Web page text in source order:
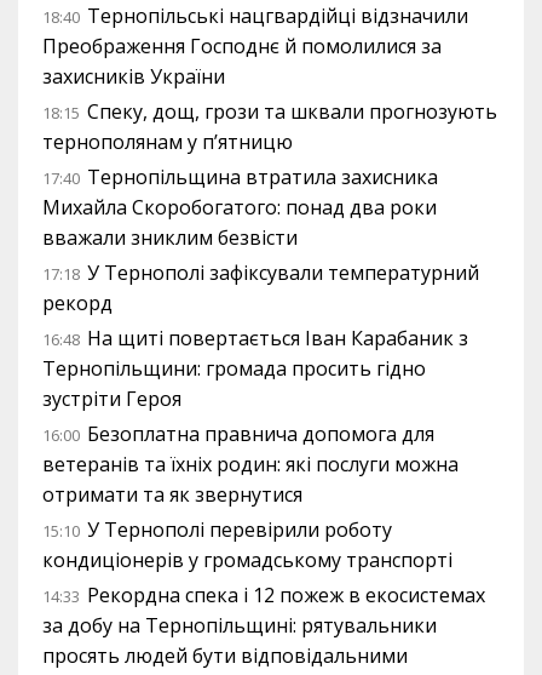
18:40 Тернопільські нацгвардійці відзначили
Преображення Господнє й помолилися за
захисників України
18:15 Спеку, дощ, грози та шквали прогнозують
тернополянам у п’ятницю
17:40 Тернопільщина втратила захисника
Михайла Скоробогатого: понад два роки
вважали зниклим безвісти
17:18 У Тернополі зафіксували температурний
рекорд
16:48 На щиті повертається Іван Карабаник з
Тернопільщини: громада просить гідно
зустріти Героя
16:00 Безоплатна правнича допомога для
ветеранів та їхніх родин: які послуги можна
отримати та як звернутися
15:10 У Тернополі перевірили роботу
кондиціонерів у громадському транспорті
14:33 Рекордна спека і 12 пожеж в екосистемах
за добу на Тернопільщині: рятувальники
просять людей бути відповідальними